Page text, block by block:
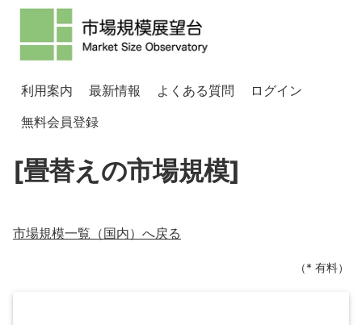
利用案内 最新情報 よくある質問
ログイン
無料会員登録
[畳替えの市場規模]
市場規模一覧（国内）へ戻る
（* 有料）